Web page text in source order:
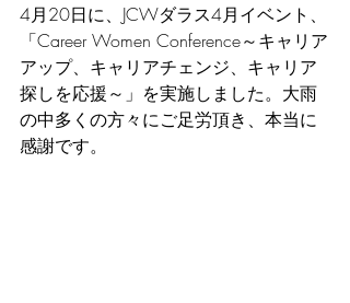
4月20日に、JCWダラス4月イベント、
「Career Women Conference～キャリア
アップ、キャリアチェンジ、キャリア
探しを応援～」を実施しました。大雨
の中多くの方々にご足労頂き、本当に
感謝です。